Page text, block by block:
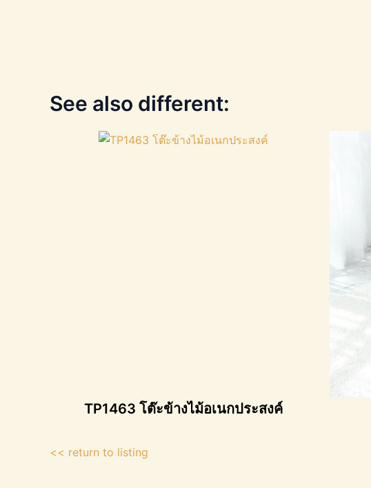
See also different:
TP1463 โต๊ะข้างไม้อเนกประสงค์
<< return to listing